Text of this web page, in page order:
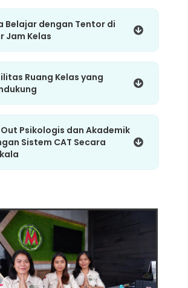
Belajar dengan Tentor di
Jam Kelas
Ruang Kelas yang
Out Psikologis dan Akademik
Sistem CAT Secara